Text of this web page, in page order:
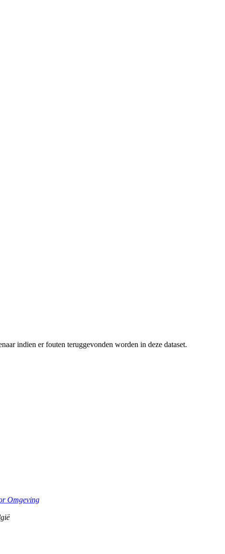
indien er fouten teruggevonden worden in deze dataset.
Omgeving